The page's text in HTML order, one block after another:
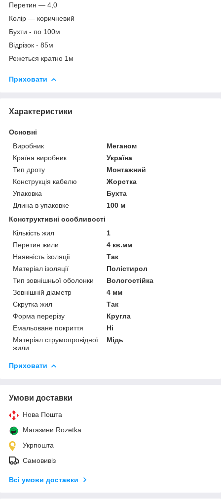
Перетин — 4,0
Колір ― коричневий
Бухти - по 100м
Відрізок - 85м
Режеться кратно 1м
Приховати
Характеристики
Основні
Виробник
Меганом
Країна виробник
Україна
Тип дроту
Монтажний
Конструкція кабелю
Жорстка
Упаковка
Бухта
Длина в упаковке
100 м
Конструктивні особливості
Кількість жил
1
Перетин жили
4 кв.мм
Наявність ізоляції
Так
Матеріал ізоляції
Полістирол
Тип зовнішньої оболонки
Вологостійка
Зовнішній діаметр
4 мм
Скрутка жил
Так
Форма перерізу
Кругла
Емальоване покриття
Ні
Матеріал струмопровідної
жили
Мідь
Приховати
Умови доставки
Нова Пошта
Магазини Rozetka
Укрпошта
Самовивіз
Всі умови доставки